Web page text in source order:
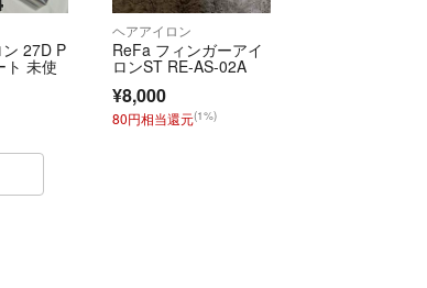
27D P
ト 未使
ヘアアイロン
ReFa フィンガーアイ
ロンST RE-AS-02A
¥8,000
80円相当還元(1%)